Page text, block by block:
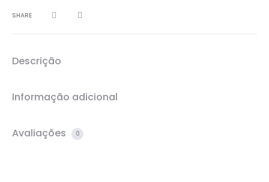
SHARE
Descrição
Informação adicional
Avaliações 0